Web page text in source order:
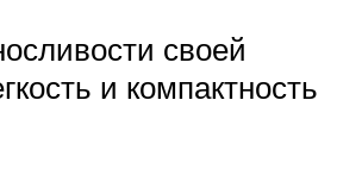
своей
и компактность